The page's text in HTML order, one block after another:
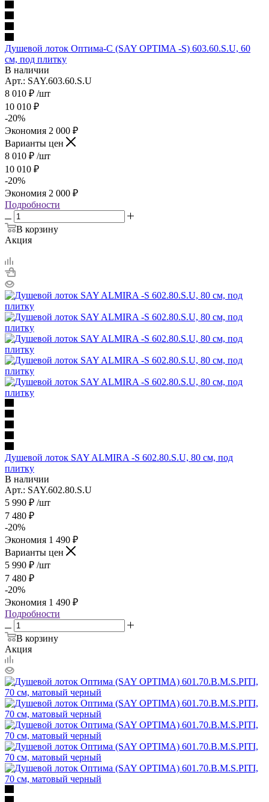
Душевой лоток Оптима-С (SAY OPTIMA -S) 603.60.S.U, 60
см, под плитку
В наличии
Арт.: SAY.603.60.S.U
8 010 ₽ /шт
10 010 ₽
-20%
Экономия 2 000 ₽
Варианты цен
8 010 ₽ /шт
10 010 ₽
-20%
Экономия 2 000 ₽
Подробности
В корзину
Акция
Душевой лоток SAY ALMIRA -S 602.80.S.U, 80 см, под
плитку
В наличии
Арт.: SAY.602.80.S.U
5 990 ₽ /шт
7 480 ₽
-20%
Экономия 1 490 ₽
Варианты цен
5 990 ₽ /шт
7 480 ₽
-20%
Экономия 1 490 ₽
Подробности
В корзину
Акция